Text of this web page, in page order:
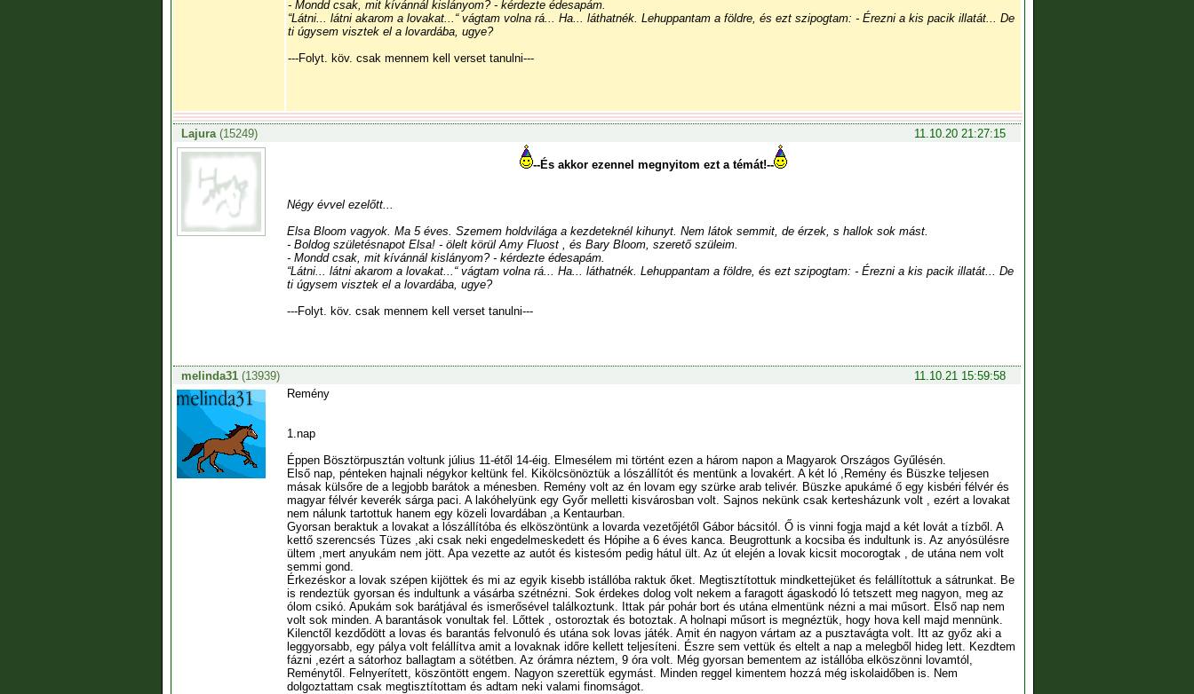
- Mondd csak, mit kívánnál kislányom? - kérdezte édesapám.
“Látni... látni akarom a lovakat...“ vágtam volna rá... Ha... láthatnék. Lehuppantam a földre, és ezt szipogtam: - Érezni a kis pacik illatát... De
ti úgysem visztek el a lovardába, ugye?
---Folyt. köv. csak mennem kell verset tanulni---
Lajura(15249) 11.10.20 21:27:15
--És akkor ezennel megnyitom ezt a témát!--
Négy évvel ezelőtt...
Elsa Bloom vagyok. Ma 5 éves. Szemem holdvilága a kezdeteknél kihunyt. Nem látok semmit, de érzek, s hallok sok mást.
- Boldog születésnapot Elsa! - ölelt körül Amy Fluost , és Bary Bloom, szerető szüleim.
- Mondd csak, mit kívánnál kislányom? - kérdezte édesapám.
“Látni... látni akarom a lovakat...“ vágtam volna rá... Ha... láthatnék. Lehuppantam a földre, és ezt szipogtam: - Érezni a kis pacik illatát... De
ti úgysem visztek el a lovardába, ugye?
---Folyt. köv. csak mennem kell verset tanulni---
melinda31(13939)
11.10.21 15:59:58
Remény
1.nap
Éppen Bösztörpusztán voltunk július 11-étől 14-éig. Elmesélem mi történt ezen a három napon a Magyarok Országos Gyűlésén.
Első nap, pénteken hajnali négykor keltünk fel. Kikölcsönöztük a lószállítót és mentünk a lovakért. A két ló ,Remény és Büszke teljesen
másak külsőre de a legjobb barátok a ménesben. Remény volt az én lovam egy szürke arab telivér. Büszke apukámé ő egy kisbéri félvér és
magyar félvér keverék sárga paci. A lakóhelyünk egy Győr melletti kisvárosban volt. Sajnos nekünk csak kertesházunk volt , ezért a lovakat
nem nálunk tartottuk hanem egy közeli lovardában ,a Kentaurban.
Gyorsan beraktuk a lovakat a lószállítóba és elköszöntünk a lovarda vezetőjétől Gábor bácsitól. Ő is vinni fogja majd a két lovát a tízből. A
kettő szerencsés Tüzes ,aki csak neki engedelmeskedett és Hópihe a 6 éves kanca. Beugrottunk a kocsiba és indultunk is. Az anyósülésre
ültem ,mert anyukám nem jött. Apa vezette az autót és kistesóm pedig hátul ült. Az út elején a lovak kicsit mocorogtak , de utána nem volt
semmi gond.
Érkezéskor a lovak szépen kijöttek és mi az egyik kisebb istállóba raktuk őket. Megtisztítottuk mindkettejüket és felállítottuk a sátrunkat. Be
is rendeztük gyorsan és indultunk a vásárba szétnézni. Sok érdekes dolog volt nekem a faragott ágaskodó ló tetszett meg nagyon, meg az
ólom csikó. Apukám sok barátjával és ismerősével találkoztunk. Ittak pár pohár bort és utána elmentünk nézni a mai műsort. Első nap nem
volt sok minden. A barantások vonultak fel. Lőttek , ostoroztak és botoztak. A holnapi műsort is megnéztük, hogy hova kell majd mennünk.
Kilenctől kezdődött a lovas és barantás felvonuló és utána sok lovas játék. Amit én nagyon vártam az a pusztavágta volt. Itt az győz aki a
leggyorsabb, egy pálya volt felállítva amit a lovaknak időre kellett teljesíteni. Észre sem vettük és eltelt a nap a melegből hideg lett. Kezdtem
fázni ,ezért a sátorhoz ballagtam a sötétben. Az órámra néztem, 9 óra volt. Még gyorsan bementem az istállóba elköszönni lovamtól,
Reménytől. Felnyerített, köszöntött engem. Nagyon szerettük egymást. Minden reggel kimentem hozzá még iskolaidőben is. Nem
dolgoztattam csak megtisztítottam és adtam neki valami finomságot.